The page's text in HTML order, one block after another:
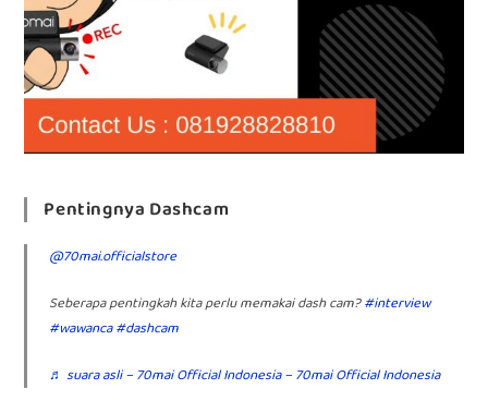
Pentingnya Dashcam
@70mai.officialstore
Seberapa pentingkah kita perlu memakai dash cam?#interview
#wawanca#dashcam
♬ suara asli – 70mai Official Indonesia – 70mai Official Indonesia